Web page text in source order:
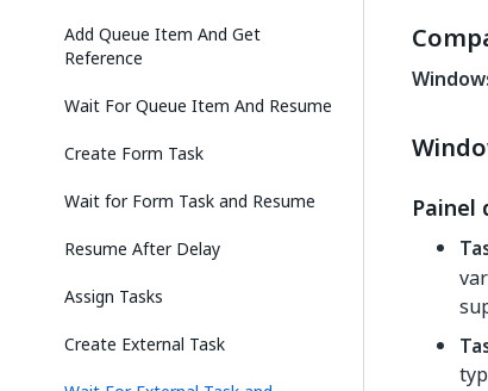
Add Queue Item And Get
Reference
Wait For Queue Item And Resume
Create Form Task
Wait for Form Task and Resume
Resume After Delay
Assign Tasks
Create External Task
Painel